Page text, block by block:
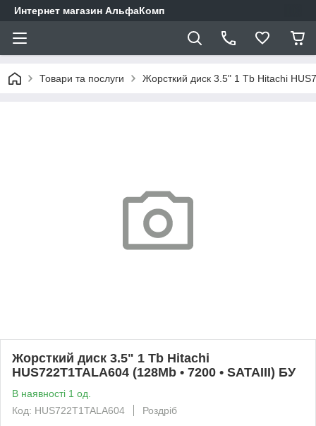
Интернет магазин АльфаКомп
Товари та послуги Жорсткий диск 3.5" 1 Tb Hitachi
Жорсткий диск 3.5" 1 Tb Hitachi
HUS722T1TALA604 (128Mb • 7200 • SATAIII) БУ
В наявності 1 од.
Код: HUS722T1TALA604
Роздріб